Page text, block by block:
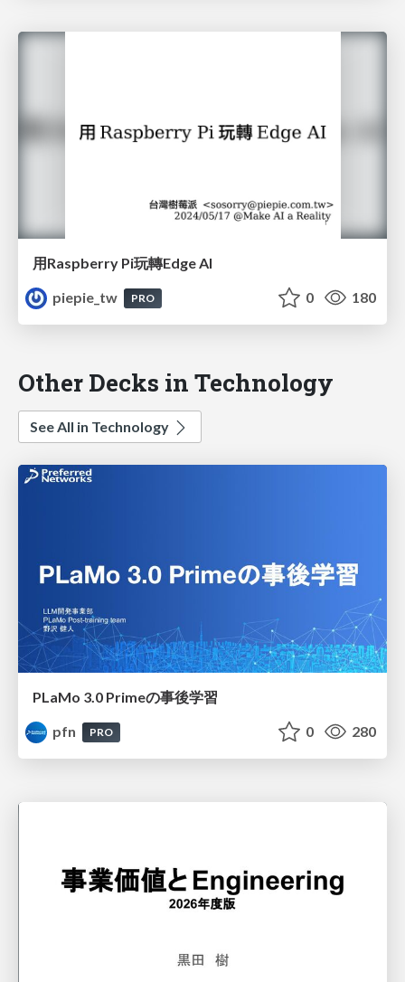
用Raspberry Pi玩轉Edge AI
piepie_tw
PRO 0 180
Other Decks in Technology
See All in Technology
PLaMo 3.0 Primeの事後学習
pfn
PRO 0 280